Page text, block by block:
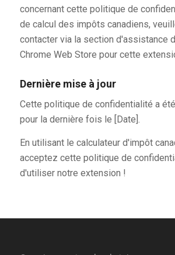
concernant cette politique de
de calcul des impôts canadiens,
contacter via la section d'assistance
Chrome Web Store pour cette
Dernière mise à jour
Cette politique de confidentialité a
pour la dernière fois le [Date].
En utilisant le calculateur d'impôt
acceptez cette politique de
d'utiliser notre extension !